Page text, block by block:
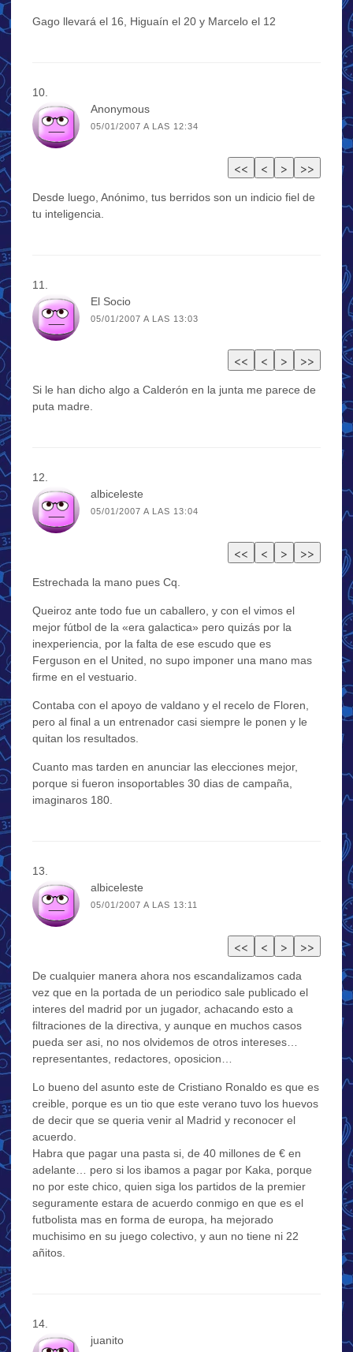
Gago llevará el 16, Higuaín el 20 y Marcelo el 12
Anonymous
05/01/2007 A LAS 12:34
Desde luego, Anónimo, tus berridos son un indicio fiel de
tu inteligencia.
El Socio
05/01/2007 A LAS 13:03
Si le han dicho algo a Calderón en la junta me parece de
puta madre.
albiceleste
05/01/2007 A LAS 13:04
Estrechada la mano pues Cq.
Queiroz ante todo fue un caballero, y con el vimos el
mejor fútbol de la «era galactica» pero quizás por la
inexperiencia, por la falta de ese escudo que es
Ferguson en el United, no supo imponer una mano mas
firme en el vestuario.
Contaba con el apoyo de valdano y el recelo de Floren,
pero al final a un entrenador casi siempre le ponen y le
quitan los resultados.
Cuanto mas tarden en anunciar las elecciones mejor,
porque si fueron insoportables 30 dias de campaña,
imaginaros 180.
albiceleste
05/01/2007 A LAS 13:11
De cualquier manera ahora nos escandalizamos cada
vez que en la portada de un periodico sale publicado el
interes del madrid por un jugador, achacando esto a
filtraciones de la directiva, y aunque en muchos casos
pueda ser asi, no nos olvidemos de otros intereses…
representantes, redactores, oposicion…
Lo bueno del asunto este de Cristiano Ronaldo es que es
creible, porque es un tio que este verano tuvo los huevos
de decir que se queria venir al Madrid y reconocer el
acuerdo.
Habra que pagar una pasta si, de 40 millones de € en
adelante… pero si los ibamos a pagar por Kaka, porque
no por este chico, quien siga los partidos de la premier
seguramente estara de acuerdo conmigo en que es el
futbolista mas en forma de europa, ha mejorado
muchisimo en su juego colectivo, y aun no tiene ni 22
añitos.
juanito